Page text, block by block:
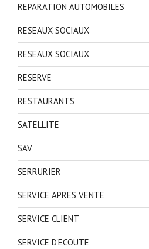
REPARATION AUTOMOBILES
RESEAUX SOCIAUX
RESEAUX SOCIAUX
RESERVE
RESTAURANTS
SATELLITE
SAV
SERRURIER
SERVICE APRES VENTE
SERVICE CLIENT
SERVICE D'ECOUTE